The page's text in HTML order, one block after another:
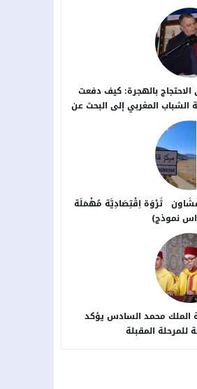
الاحتجاج بالهجرة: كيف دفعت
الشباب المغربي إلى البحث عن
الوطن؟
الشَّرِيط السَّاحِلِيّ بإقْلِيم شِفْشَاون ثَرْوَة اِقْتِصَادِيَّة مُهْمَلَة
نموذج)
2026: جلالة الملك محمد السادس يؤكد
للمرحلة المقبلة